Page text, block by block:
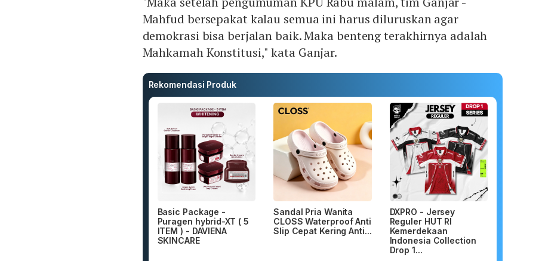
Mahfud bersepakat kalau semua ini harus diluruskan agar
demokrasi bisa berjalan baik. Maka benteng terakhirnya adalah
Mahkamah Konstitusi," kata Ganjar.
Rekomendasi Produk
Basic Package -
Puragen hybrid-XT ( 5
ITEM ) - DAVIENA
SKINCARE
Sandal Pria Wanita
CLOSS Waterproof Anti
Slip Cepat Kering Anti...
DXPRO - Jersey
Reguler HUT RI
Kemerdekaan
Indonesia Collection
Drop 1...